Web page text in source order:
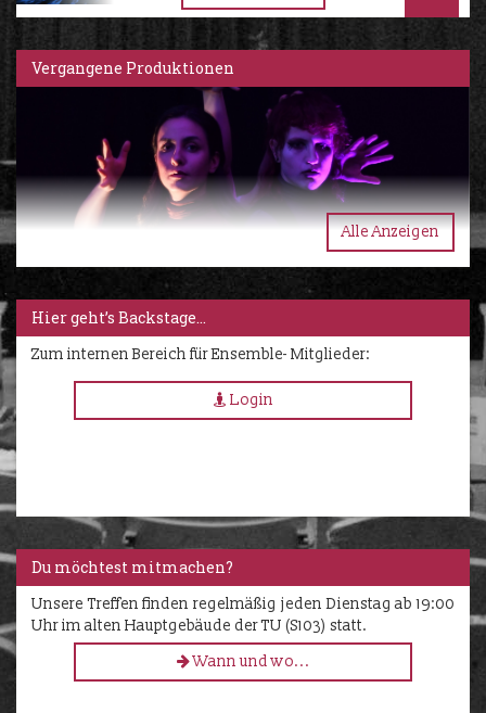
Vergangene Produktionen
Alle Anzeigen
Hier geht’s Backstage…
Zum internen Bereich für Ensemble- Mitglieder:
Login
Du möchtest mitmachen?
Unsere Treffen finden regelmäßig jeden Dienstag ab 19:00
Uhr im alten Hauptgebäude der TU (S103) statt.
Wann und wo...